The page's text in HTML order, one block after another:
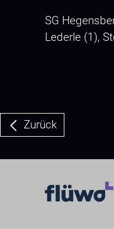
SG
Lederle (1),
Zurück